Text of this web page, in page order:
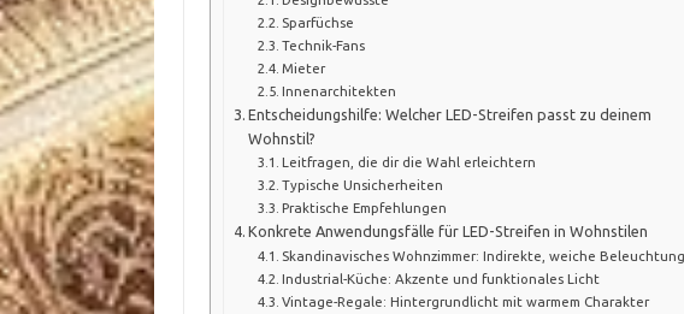
Sparfüchse
Technik-Fans
Mieter
Innenarchitekten
Entscheidungshilfe: Welcher LED-Streifen passt zu deinem
Wohnstil?
Leitfragen, die dir die Wahl erleichtern
Typische Unsicherheiten
Praktische Empfehlungen
Konkrete Anwendungsfälle für LED-Streifen in Wohnstilen
Skandinavisches Wohnzimmer: Indirekte, weiche Beleuchtung
Industrial-Küche: Akzente und funktionales Licht
Vintage-Regale: Hintergrundlicht mit warmem Charakter